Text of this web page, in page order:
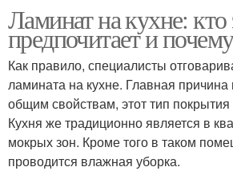
Ламинат на кухне: кто
предпочитает и почему
Как правило, специалисты
ламината на кухне. Главная причина
общим свойствам, этот тип покрытия
Кухня же традиционно является в
мокрых зон. Кроме того в таком
проводится влажная уборка.